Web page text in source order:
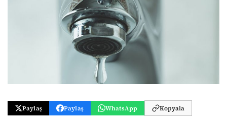
Paylaş Paylaş WhatsApp Kopyala